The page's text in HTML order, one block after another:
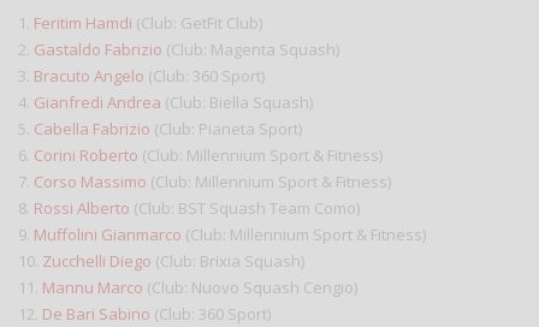
1. Feritim Hamdi (Club: GetFit Club)
2. Gastaldo Fabrizio (Club: Magenta Squash)
3. Bracuto Angelo (Club: 360 Sport)
4. Gianfredi Andrea (Club: Biella Squash)
5. Cabella Fabrizio (Club: Pianeta Sport)
6. Corini Roberto (Club: Millennium Sport & Fitness)
7. Corso Massimo (Club: Millennium Sport & Fitness)
8. Rossi Alberto (Club: BST Squash Team Como)
9. Muffolini Gianmarco (Club: Millennium Sport & Fitness)
10. Zucchelli Diego (Club: Brixia Squash)
11. Mannu Marco (Club: Nuovo Squash Cengio)
12. De Bari Sabino (Club: 360 Sport)